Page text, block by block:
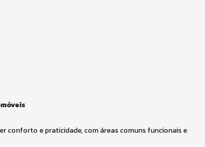
conforto e praticidade, com áreas comuns funcionais e